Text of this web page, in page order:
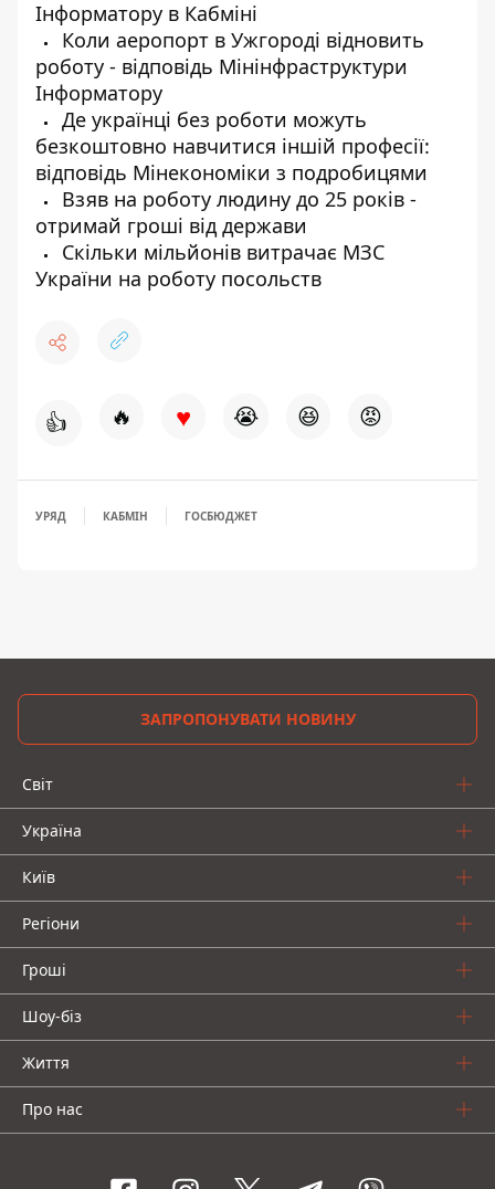
Інформатору в Кабміні
Коли аеропорт в Ужгороді відновить
роботу - відповідь Мінінфраструктури
Інформатору
Де українці без роботи можуть
безкоштовно навчитися іншій професії:
відповідь Мінекономіки з подробицями
Взяв на роботу людину до 25 років -
отримай гроші від держави
Скільки мільйонів витрачає МЗС
України на роботу посольств
👍 🔥 ♥ 😭 😆 😡
УРЯД КАБМІН ГОСБЮДЖЕТ
ЗАПРОПОНУВАТИ НОВИНУ
Світ
Україна
Київ
Регіони
Гроші
Шоу-біз
Життя
Про нас